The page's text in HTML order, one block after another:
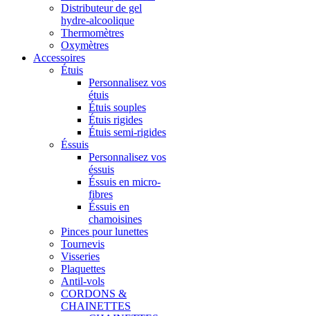
Distributeur de gel
hydre-alcoolique
Thermomètres
Oxymètres
Accessoires
Étuis
Personnalisez vos
étuis
Étuis souples
Étuis rigides
Étuis semi-rigides
Éssuis
Personnalisez vos
éssuis
Éssuis en micro-
fibres
Éssuis en
chamoisines
Pinces pour lunettes
Tournevis
Visseries
Plaquettes
Antil-vols
CORDONS &
CHAINETTES